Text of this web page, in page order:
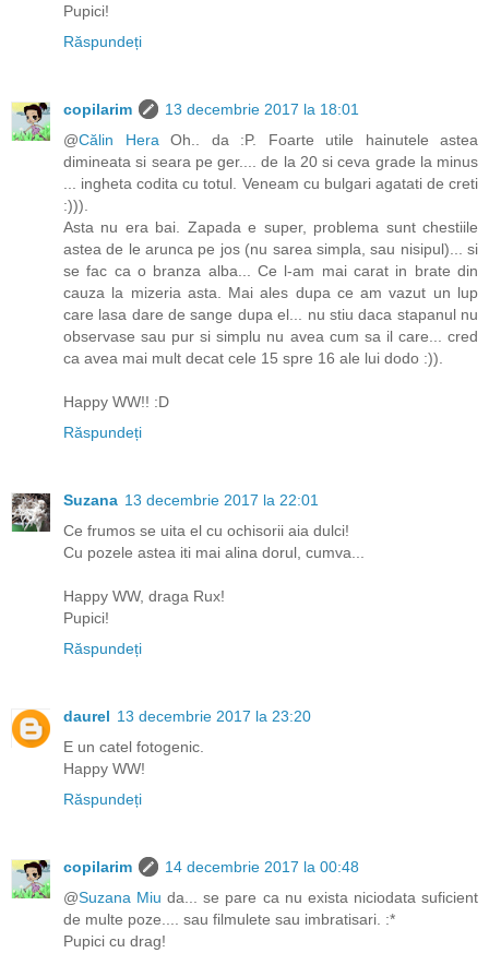
Pupici!
Răspundeți
copilarim
13 decembrie 2017 la 18:01
@Călin Hera Oh.. da :P. Foarte utile hainutele astea
dimineata si seara pe ger.... de la 20 si ceva grade la minus
... ingheta codita cu totul. Veneam cu bulgari agatati de creti
:))).
Asta nu era bai. Zapada e super, problema sunt chestiile
astea de le arunca pe jos (nu sarea simpla, sau nisipul)... si
se fac ca o branza alba... Ce l-am mai carat in brate din
cauza la mizeria asta. Mai ales dupa ce am vazut un lup
care lasa dare de sange dupa el... nu stiu daca stapanul nu
observase sau pur si simplu nu avea cum sa il care... cred
ca avea mai mult decat cele 15 spre 16 ale lui dodo :)).
Happy WW!! :D
Răspundeți
Suzana 13 decembrie 2017 la 22:01
Ce frumos se uita el cu ochisorii aia dulci!
Cu pozele astea iti mai alina dorul, cumva...
Happy WW, draga Rux!
Pupici!
Răspundeți
daurel 13 decembrie 2017 la 23:20
E un catel fotogenic.
Happy WW!
Răspundeți
copilarim
14 decembrie 2017 la 00:48
@Suzana Miu da... se pare ca nu exista niciodata suficient
de multe poze.... sau filmulete sau imbratisari. :*
Pupici cu drag!